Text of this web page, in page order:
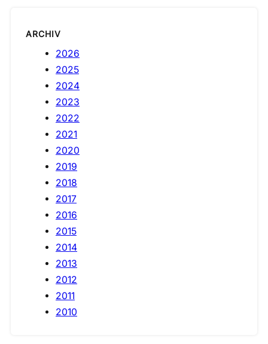
ARCHIV
2026
2025
2024
2023
2022
2021
2020
2019
2018
2017
2016
2015
2014
2013
2012
2011
2010